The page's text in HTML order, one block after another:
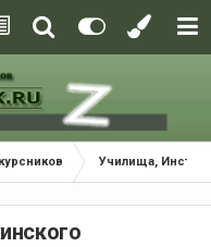
Училища,